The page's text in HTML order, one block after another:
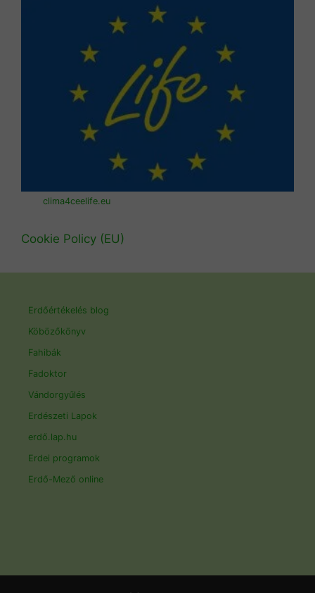
clima4ceelife.eu
Cookie Policy (EU)
Erdőértékelés blog
Köbözőkönyv
Fahibák
Fadoktor
Vándorgyűlés
Erdészeti Lapok
erdő.lap.hu
Erdei programok
Erdő-Mező online